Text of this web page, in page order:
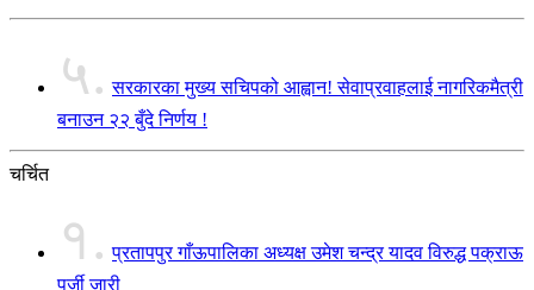
५. सरकारका मुख्य सचिपको आह्वान! सेवाप्रवाहलाई नागरिकमैत्री
बनाउन २२ बुँदे निर्णय !
चर्चित
१. प्रतापपुर गाँऊपालिका अध्यक्ष उमेश चन्द्र यादव विरुद्ध पक्राऊ
पुर्जी जारी